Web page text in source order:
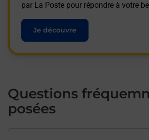
par La Poste pour répondre à votre
Je découvre
Questions
posées